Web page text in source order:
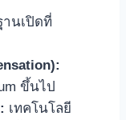
านเปิดที่
ขึ้นไป
เทคโนโลยี